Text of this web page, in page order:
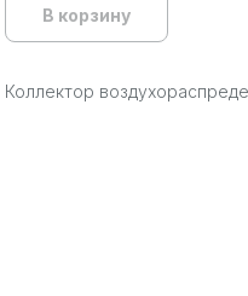
В корзину
Коллектор